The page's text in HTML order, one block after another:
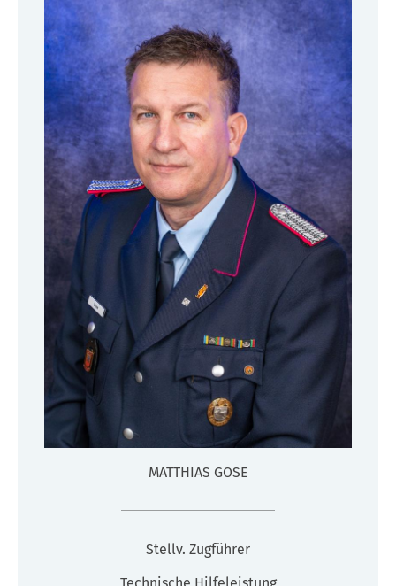
MATTHIAS GOSE
Stellv. Zugführer